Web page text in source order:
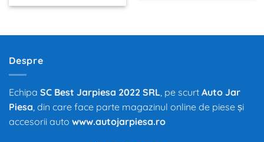
Despre
Echipa SC Best Jarpiesa 2022 SRL, pe scurt Auto Jar
Piesa, din care face parte magazinul online de piese și
accesorii auto www.autojarpiesa.ro